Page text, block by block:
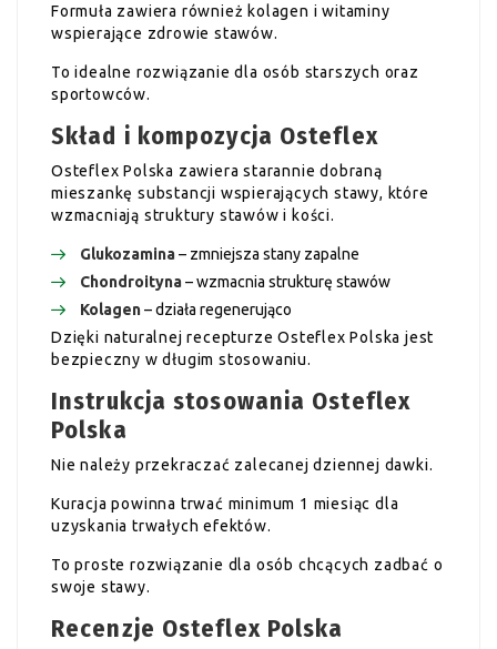
Formuła zawiera również kolagen i witaminy
wspierające zdrowie stawów.
To idealne rozwiązanie dla osób starszych oraz
sportowców.
Skład i kompozycja Osteflex
Osteflex Polska zawiera starannie dobraną
mieszankę substancji wspierających stawy, które
wzmacniają struktury stawów i kości.
Glukozamina– zmniejsza stany zapalne
Chondroityna– wzmacnia strukturę stawów
Kolagen– działa regenerująco
Dzięki naturalnej recepturze Osteflex Polska jest
bezpieczny w długim stosowaniu.
Instrukcja stosowania Osteflex
Polska
Nie należy przekraczać zalecanej dziennej dawki.
Kuracja powinna trwać minimum 1 miesiąc dla
uzyskania trwałych efektów.
To proste rozwiązanie dla osób chcących zadbać o
swoje stawy.
Recenzje Osteflex Polska